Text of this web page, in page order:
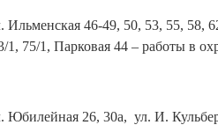
Ильменская 46-49, 50, 53, 55, 58,
1, 75/1, Парковая 44 – работы в
Юбилейная 26, 30а, ул. И.